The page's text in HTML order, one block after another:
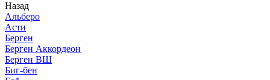
Назад
Альберо
Асти
Берген
Берген Аккордеон
Берген ВШ
Биг-бен